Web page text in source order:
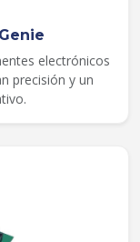
electrónicos
precisión y un